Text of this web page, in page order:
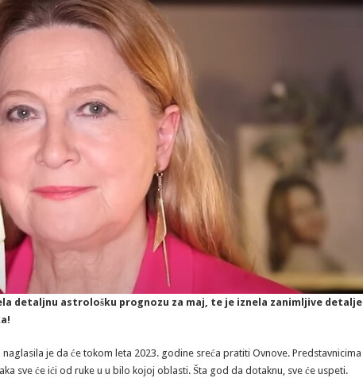
detaljnu astrološku prognozu za maj, te je iznela zanimljive detalje
je da će tokom leta 2023. godine sreća pratiti Ovnove. Predstavnicima
sve će ići od ruke u u bilo kojoj oblasti. Šta god da dotaknu, sve će uspeti.